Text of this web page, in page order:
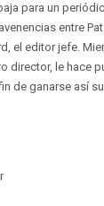
para un
entre Pat
el editor jefe.
director, le hace
de ganarse así